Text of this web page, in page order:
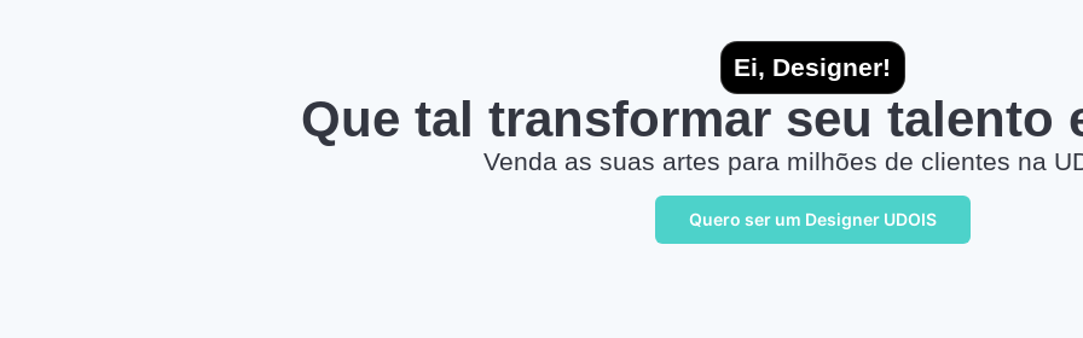
Ei, Designer!
Que tal transformar seu talento
Venda as suas artes para milhões de clientes na
Quero ser um Designer UDOIS